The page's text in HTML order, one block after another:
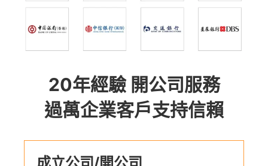
20年經驗 開公司服務
過萬企業客戶支持信賴